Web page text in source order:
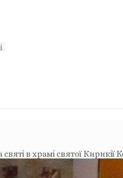
в храмі святої Кирикії